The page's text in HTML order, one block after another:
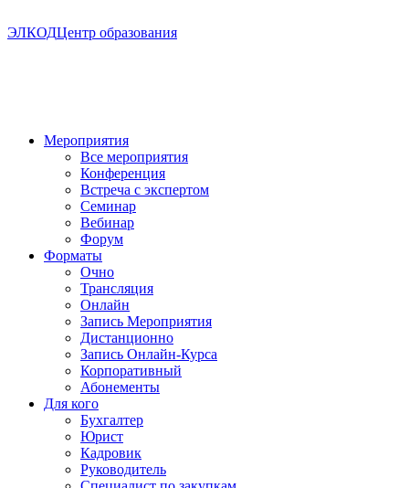
ЭЛКОДЦентр образования
Мероприятия
Все мероприятия
Конференция
Встреча с экспертом
Семинар
Вебинар
Форум
Форматы
Очно
Трансляция
Онлайн
Запись Мероприятия
Дистанционно
Запись Онлайн-Курса
Корпоративный
Абонементы
Для кого
Бухгалтер
Юрист
Кадровик
Руководитель